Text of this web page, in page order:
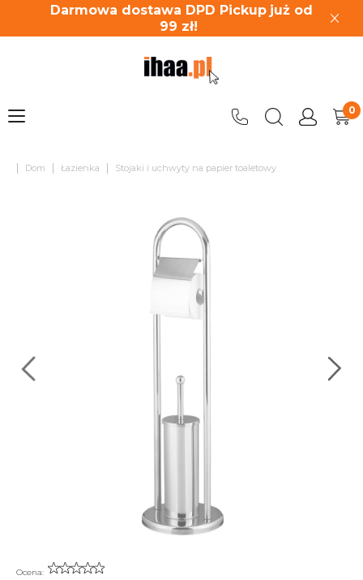
Darmowa dostawa DPD Pickup już od
99 zł!
| Dom | Łazienka | Stojaki i uchwyty na papier toaletowy
Ocena: